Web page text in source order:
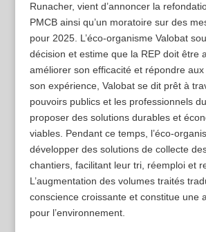
Runacher, vient d’annoncer la
PMCB ainsi qu’un moratoire sur des
pour 2025. L’éco-organisme Valobat
décision et estime que la REP doit être
améliorer son efficacité et répondre
son expérience, Valobat se dit prêt à
pouvoirs publics et les professionnels
proposer des solutions durables et
viables. Pendant ce temps, l’éco-
développer des solutions de collecte
chantiers, facilitant leur tri, réemploi et
L’augmentation des volumes traités
conscience croissante et constitue une
pour l’environnement.